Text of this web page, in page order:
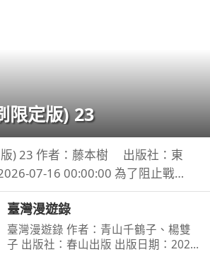
限定版) 23
) 23 作者：藤本樹 出版社：東
07-16 00:00:00 為了阻止戰爭
畫，小死要求淀治出手相助，與此
的公安也企圖與淀治接觸。夾在
臺灣漫遊錄
臺灣漫遊錄 作者：青山千鶴子、楊雙
子 出版社：春山出版 出版日期：2020-